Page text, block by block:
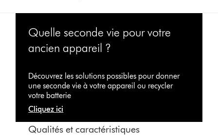
Quelle seconde vie pour votre
ancien appareil ?
Découvrez les solutions possibles pour donner
une seconde vie à votre appareil ou recycler
votre batterie
Cliquez ici
Qualités et caractéristiques